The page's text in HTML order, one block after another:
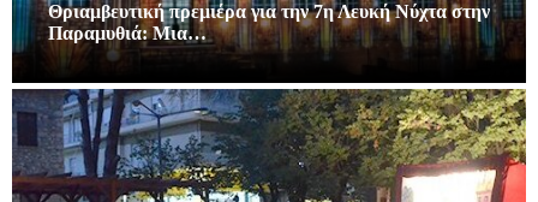
Θριαμβευτική πρεμιέρα για την 7η Λευκή Νύχτα στην
Παραμυθιά: Μια…